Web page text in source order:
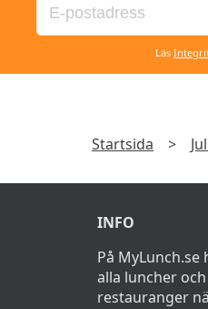
Läs
Startsida >
INFO
På MyLunch.se
alla luncher och
restauranger